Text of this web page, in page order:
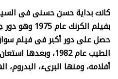
كانت بداية حسن حسنى فى
بفيلم الكرنك
حصل على دور أكبر فى فيلم
الطيب عام 1982،
أفلامه، ومنها البرىء، البدروم،